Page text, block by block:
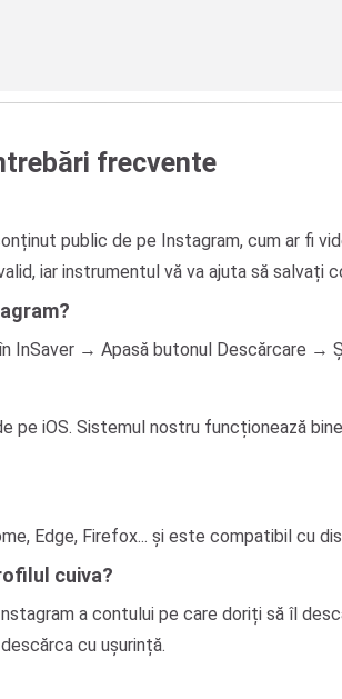
frecvente
public de pe Instagram, cum ar fi
iar instrumentul vă va ajuta să salvați
→ Apasă butonul Descărcare →
pe iOS. Sistemul nostru funcționează
Edge, Firefox... și este compatibil cu
cuiva?
a contului pe care doriți să îl
cu ușurință.